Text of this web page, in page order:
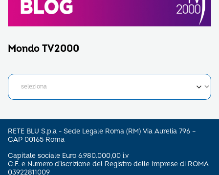
Mondo TV2000
RETE BLU S.p.a - Sede Legale Roma (RM) Via Aurelia 796 –
CAP 00165 Roma
Capitale sociale Euro 6.980.000,00 i.v
C.F. e Numero d’iscrizione del Registro delle Imprese di ROMA
03922811009